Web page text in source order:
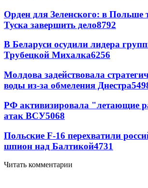
Орден для Зеленского: в Польше
Туска завершить дело8792
В Беларуси осудили лидера
Трубецкой Михалка6256
Молдова задействовала
воды из-за обмеления Днестра
РФ активизировала "летающие
атак ВСУ5068
Польские F-16 перехватили
шпион над Балтикой4731
Читать комментарии